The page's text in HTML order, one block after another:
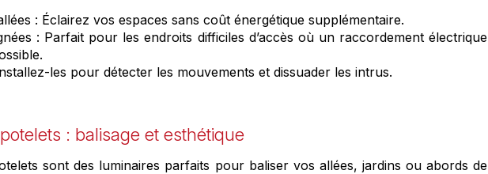
: Éclairez vos espaces sans coût énergétique supplémentaire.
: Parfait pour les endroits difficiles d’accès où un raccordement électrique
les pour détecter les mouvements et dissuader les intrus.
: balisage et esthétique
sont des luminaires parfaits pour baliser vos allées, jardins ou abords de